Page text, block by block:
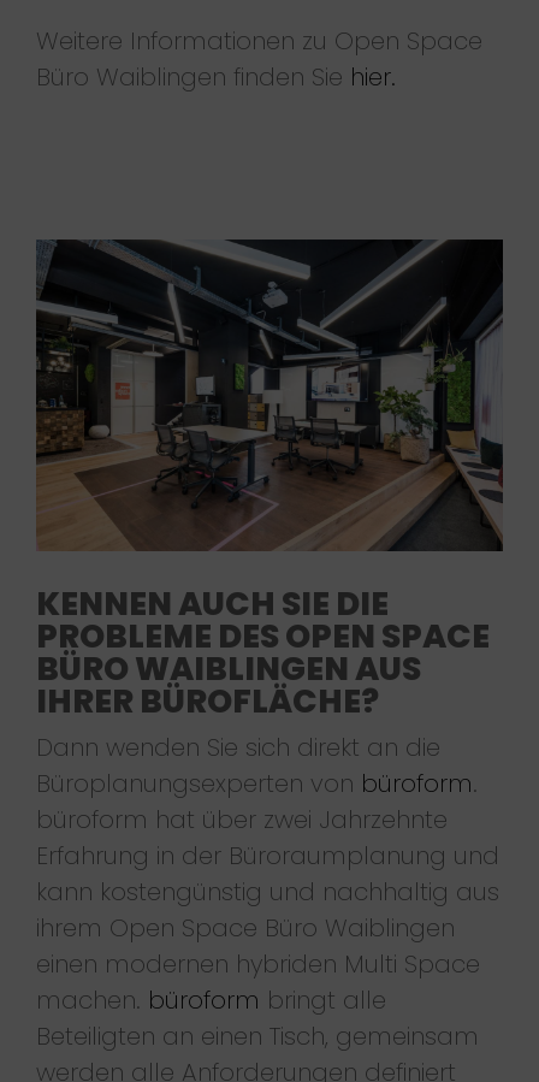
Weitere Informationen zu Open Space
Büro Waiblingen finden Sie hier.
KENNEN AUCH SIE DIE
PROBLEME DES OPEN SPACE
BÜRO WAIBLINGEN AUS
IHRER BÜROFLÄCHE?
Dann wenden Sie sich direkt an die
Büroplanungsexperten von büroform.
büroform hat über zwei Jahrzehnte
Erfahrung in der Büroraumplanung und
kann kostengünstig und nachhaltig aus
ihrem Open Space Büro Waiblingen
einen modernen hybriden Multi Space
machen. büroform bringt alle
Beteiligten an einen Tisch, gemeinsam
werden alle Anforderungen definiert